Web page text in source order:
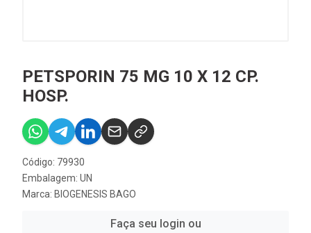
PETSPORIN 75 MG 10 X 12 CP.
HOSP.
Código: 79930
Embalagem: UN
Marca: BIOGENESIS BAGO
Faça seu login ou